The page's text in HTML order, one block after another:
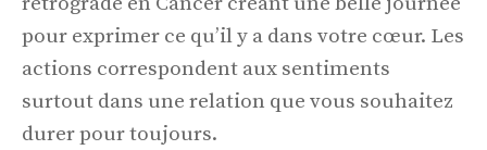
pour exprimer ce qu’il y a dans votre cœur. Les
actions correspondent aux sentiments
surtout dans une relation que vous souhaitez
durer pour toujours.